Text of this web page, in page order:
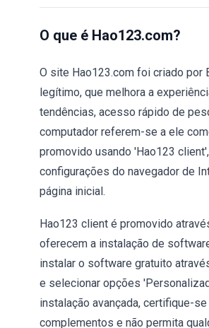
O que é Hao123.com?
O site Hao123.com foi criado por
legítimo, que melhora a
tendências, acesso rápido de
computador referem-se a ele
promovido usando 'Hao123
configurações do navegador de
página inicial.
Hao123 client é promovido
oferecem a instalação de
instalar o software gratuito
e selecionar opções
instalação avançada, certifique-
complementos e não permita